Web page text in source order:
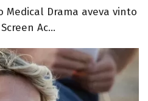
Drama aveva vinto
Ac...